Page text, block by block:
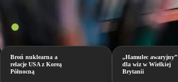
Broń nuklearna a
relacje USA z Koreą
Północną
„Hamulec awaryjny”
dla wiz w Wielkiej
Brytanii